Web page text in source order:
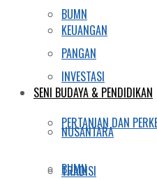
BUMN
PANGAN
SENI BUDAYA & PENDIDIKAN
NUSANTARA
TRADISI
KEUANGAN
INVESTASI
PERTANIAN DAN
BUMN